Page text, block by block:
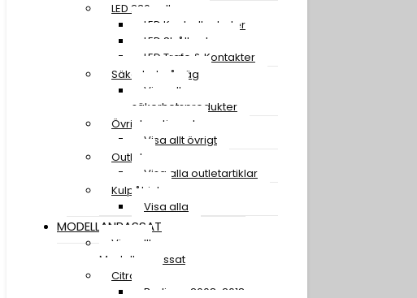
LED 230 volt
LED Kontrollenheter
LED Strålkastare
LED Trafo & Kontakter
Säkerhet på väg
Visa alla
säkerhetsprodukter
Övrigt sortiment
Visa allt övrigt
Outlet
Visa alla outletartiklar
Kulpåhjul
Visa alla
MODELLANPASSAT
Visa allt
Modellanpassat
Citroen
Berlingo 2008-2018